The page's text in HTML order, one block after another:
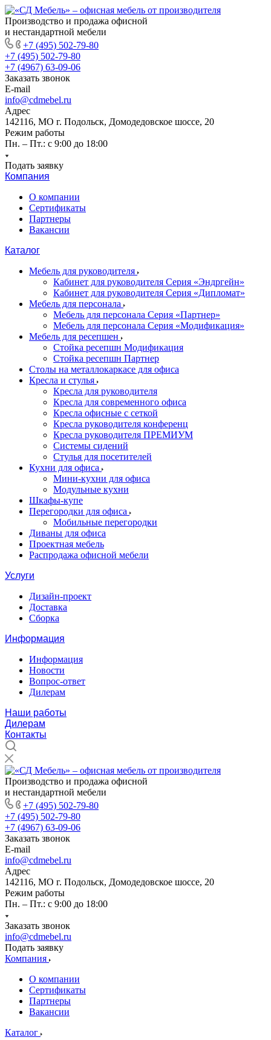
Производство и продажа офисной
и нестандартной мебели
+7 (495) 502-79-80
+7 (495) 502-79-80
+7 (4967) 63-09-06
Заказать звонок
E-mail
info@cdmebel.ru
Адрес
142116, МО г. Подольск, Домодедовское шоссе, 20
Режим работы
Пн. – Пт.: с 9:00 до 18:00
Подать заявку
Компания
О компании
Сертификаты
Партнеры
Вакансии
Каталог
Мебель для руководителя
Кабинет для руководителя Серия «Эндргейн»
Кабинет для руководителя Серия «Дипломат»
Мебель для персонала
Мебель для персонала Серия «Партнер»
Мебель для персонала Серия «Модификация»
Мебель для ресепшен
Стойка ресепшн Модификация
Стойка ресепшн Партнер
Столы на металлокаркасе для офиса
Кресла и стулья
Кресла для руководителя
Кресла для современного офиса
Кресла офисные с сеткой
Кресла руководителя конференц
Кресла руководителя ПРЕМИУМ
Системы сидений
Стулья для посетителей
Кухни для офиса
Мини-кухни для офиса
Модульные кухни
Шкафы-купе
Перегородки для офиса
Мобильные перегородки
Диваны для офиса
Проектная мебель
Распродажа офисной мебели
Услуги
Дизайн-проект
Доставка
Сборка
Информация
Информация
Новости
Вопрос-ответ
Дилерам
Наши работы
Дилерам
Контакты
Производство и продажа офисной
и нестандартной мебели
+7 (495) 502-79-80
+7 (495) 502-79-80
+7 (4967) 63-09-06
Заказать звонок
E-mail
info@cdmebel.ru
Адрес
142116, МО г. Подольск, Домодедовское шоссе, 20
Режим работы
Пн. – Пт.: с 9:00 до 18:00
Заказать звонок
info@cdmebel.ru
Подать заявку
Компания
О компании
Сертификаты
Партнеры
Вакансии
Каталог